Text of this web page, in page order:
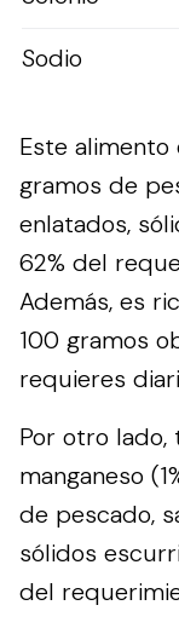
Sodio
Este alimento
gramos de
enlatados,
62% del
Además, es
100 gramos
requieres
Por otro
manganeso
de pescado,
sólidos
del